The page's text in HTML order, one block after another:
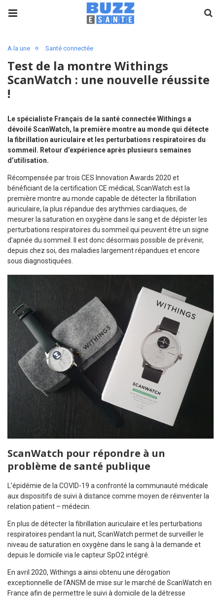
A la une Santé connectée
Test de la montre Withings
ScanWatch : une nouvelle réussite
!
Le spécialiste Français de la santé connectée Withings a
dévoilé ScanWatch, la première montre au monde qui détecte
la fibrillation auriculaire et les perturbations respiratoires du
sommeil. Retour d’expérience après plusieurs semaines
d’utilisation.
Récompensée par trois CES Innovation Awards 2020 et
bénéficiant de la certification CE médical, ScanWatch est la
première montre au monde capable de détecter la fibrillation
auriculaire, la plus répandue des arythmies cardiaques, de
mesurer la saturation en oxygène dans le sang et de dépister les
perturbations respiratoires du sommeil qui peuvent être un signe
d’apnée du sommeil. Il est donc désormais possible de prévenir,
depuis chez soi, des maladies largement répandues et encore
sous diagnostiquées.
ScanWatch pour répondre à un
problème de santé publique
L’épidémie de la COVID-19 a confronté la communauté médicale
aux dispositifs de suivi à distance comme moyen de réinventer la
relation patient – médecin.
En plus de détecter la fibrillation auriculaire et les perturbations
respiratoires pendant la nuit, ScanWatch permet de surveiller le
niveau de saturation en oxygène dans le sang à la demande et
depuis le domicile via le capteur SpO2 intégré.
En avril 2020, Withings a ainsi obtenu une dérogation
exceptionnelle de l’ANSM de mise sur le marché de ScanWatch en
France afin de permettre le suivi à domicile de la détresse